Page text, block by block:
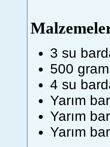
3 su
500
4 su
Yarım
Yarım
Yarım